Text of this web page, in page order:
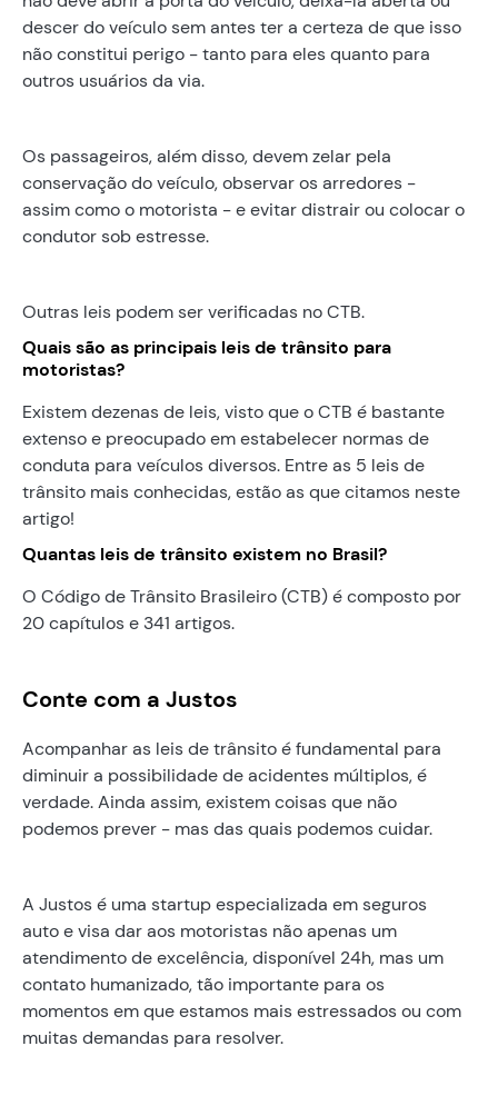
descer do veículo sem antes ter a certeza de que isso
não constitui perigo - tanto para eles quanto para
outros usuários da via.
Os passageiros, além disso, devem zelar pela
conservação do veículo, observar os arredores -
assim como o motorista - e evitar distrair ou colocar o
condutor sob estresse.
Outras leis podem ser verificadas no CTB.
Quais são as principais leis de trânsito para
motoristas?
Existem dezenas de leis, visto que o CTB é bastante
extenso e preocupado em estabelecer normas de
conduta para veículos diversos. Entre as 5 leis de
trânsito mais conhecidas, estão as que citamos neste
artigo!
Quantas leis de trânsito existem no Brasil?
O Código de Trânsito Brasileiro (CTB) é composto por
20 capítulos e 341 artigos.
Conte com a Justos
Acompanhar as leis de trânsito é fundamental para
diminuir a possibilidade de acidentes múltiplos, é
verdade. Ainda assim, existem coisas que não
podemos prever - mas das quais podemos cuidar.
A Justos é uma startup especializada em seguros
auto e visa dar aos motoristas não apenas um
atendimento de excelência, disponível 24h, mas um
contato humanizado, tão importante para os
momentos em que estamos mais estressados ou com
muitas demandas para resolver.